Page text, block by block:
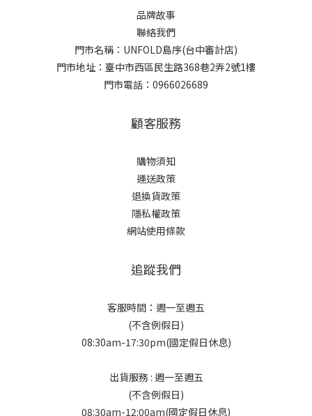
品牌故事
聯絡我們
門市名稱：UNFOLD島序(台中審計店)
門市地址：臺中市西區民生路368巷2弄2號1樓
門市電話：0966026689
顧客服務
購物須知
運送政策
退換貨政策
隱私權政策
網站使用條款
追蹤我們
客服時間：週一至週五
(不含例假日)
08:30am-17:30pm(國定假日休息)
出貨服務 : 週一至週五
(不含例假日)
08:30am-12:00am(國定假日休息)